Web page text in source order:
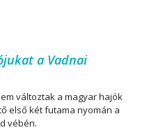
a Vadnai
változtak a magyar hajók
első két futama nyomán a
vébén.